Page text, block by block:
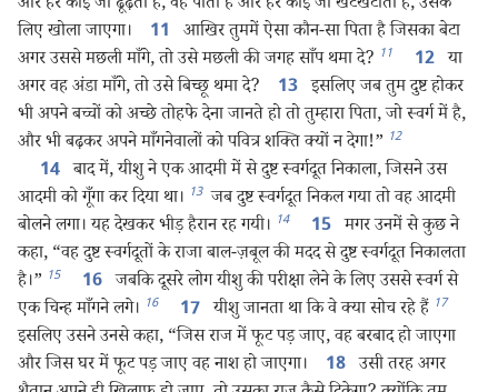
लिए खोला जाएगा।
11
आखिर तुममें ऐसा कौन-सा पिता है जिसका बेटा
अगर उससे मछली माँगे, तो उसे मछली की जगह साँप थमा दे? 11 12 या
अगर वह अंडा माँगे, तो उसे बिच्छू थमा दे?
13 इसलिए जब तुम दुष्ट होकर
भी अपने बच्चों को अच्छे तोहफे देना जानते हो तो तुम्हारा पिता, जो स्वर्ग में है,
और भी बढ़कर अपने माँगनेवालों को पवित्र शक्‍ति क्यों न देगा!” 12
14 बाद में, यीशु ने एक आदमी में से दुष्ट स्वर्गदूत निकाला, जिसने उस
आदमी को गूँगा कर दिया था। 13 जब दुष्ट स्वर्गदूत निकल गया तो वह आदमी
बोलने लगा। यह देखकर भीड़ हैरान रह गयी। 14 15 मगर उनमें से कुछ ने
कहा, “वह दुष्ट स्वर्गदूतों के राजा बाल-ज़बूल की मदद से दुष्ट स्वर्गदूत निकालता
है।” 15 16 जबकि दूसरे लोग यीशु की परीक्षा लेने के लिए उससे स्वर्ग से
एक चिन्ह माँगने लगे। 16 17 यीशु जानता था कि वे क्या सोच रहे हैं 17
इसलिए उसने उनसे कहा, “जिस राज में फूट पड़ जाए, वह बरबाद हो जाएगा
और जिस घर में फूट पड़ जाए वह नाश हो जाएगा।
18 उसी तरह अगर